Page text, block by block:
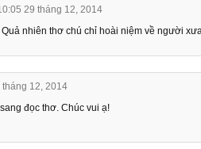
29 tháng 12, 2014
nhiên thơ chú chỉ hoài niệm về người
tháng 12, 2014
đọc thơ. Chúc vui ạ!